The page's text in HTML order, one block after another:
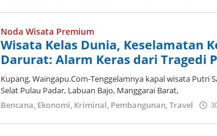
Lodu
Noda Wisata Premium
Wisata Kelas Dunia, Keselamatan
Darurat: Alarm Keras dari Tragedi
Kupang, Waingapu.Com-Tenggelamnya kapal wisata Putri
Selat Pulau Padar, Labuan Bajo, Manggarai Barat,
Bencana, Ekonomi, Kriminal, Pembangunan,Travel